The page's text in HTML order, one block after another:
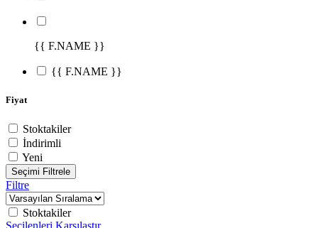
{{ F.NAME }}
{{ F.NAME }}
Fiyat
Stoktakiler
İndirimli
Yeni
Seçimi Filtrele
Filtre
Stoktakiler
Seçilenleri Karşılaştır